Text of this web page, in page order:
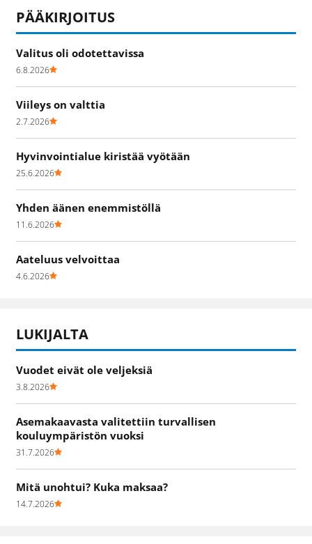
PÄÄKIRJOITUS
Valitus oli odotettavissa
6.8.2026
Viileys on valttia
2.7.2026
Hyvinvointialue kiristää vyötään
25.6.2026
Yhden äänen enemmistöllä
11.6.2026
Aateluus velvoittaa
4.6.2026
LUKIJALTA
Vuodet eivät ole veljeksiä
3.8.2026
Asemakaavasta valitettiin turvallisen
kouluympäristön vuoksi
31.7.2026
Mitä unohtui? Kuka maksaa?
14.7.2026